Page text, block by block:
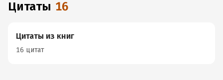
Цитаты 16
Цитаты из книг
16 цитат